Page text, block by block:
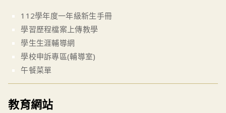
112學年度一年級新生手冊
學習歷程檔案上傳教學
學生生涯輔導網
學校申訴專區(輔導室)
午餐菜單
教育網站